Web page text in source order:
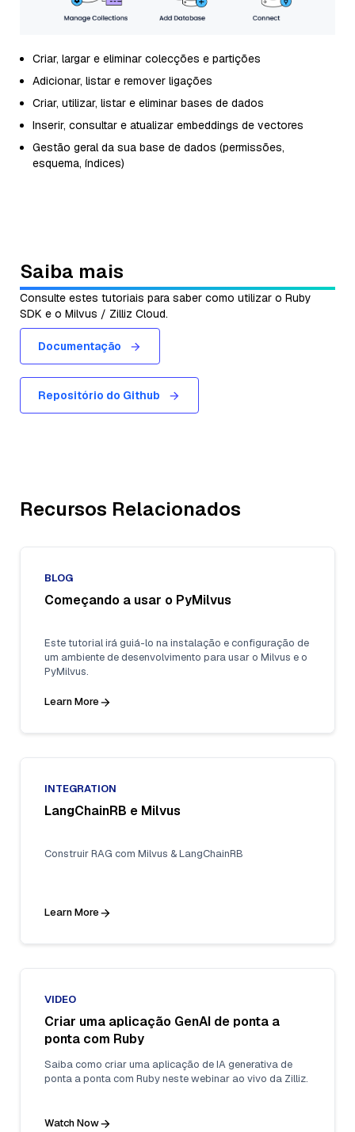
Criar, largar e eliminar colecções e partições
Adicionar, listar e remover ligações
Criar, utilizar, listar e eliminar bases de dados
Inserir, consultar e atualizar embeddings de vectores
Gestão geral da sua base de dados (permissões,
esquema, índices)
Saiba mais
Consulte estes tutoriais para saber como utilizar o Ruby
SDK e o Milvus / Zilliz Cloud.
Documentação
Repositório do Github
Recursos Relacionados
BLOG
Começando a usar o PyMilvus
Este tutorial irá guiá-lo na instalação e configuração de
um ambiente de desenvolvimento para usar o Milvus e o
PyMilvus.
Learn More
INTEGRATION
LangChainRB e Milvus
Construir RAG com Milvus & LangChainRB
Learn More
VIDEO
Criar uma aplicação GenAI de ponta a
ponta com Ruby
Saiba como criar uma aplicação de IA generativa de
ponta a ponta com Ruby neste webinar ao vivo da Zilliz.
Watch Now